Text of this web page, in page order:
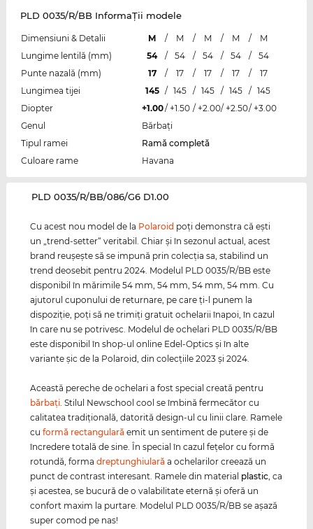
PLD 0035/R/BB InformaŢii modele
Dimensiuni & Detalii M / M / M / M /
M
Lungime lentilă (mm)
54 / 54 / 54 / 54 /
54
Punte nazală (mm)
17 / 17 / 17 / 17 /
17
Lungimea tijei
145 / 145 / 145 / 145 / 145
Diopter
+1.00/ +1.50 / +2.00/ +2.50/ +3.00
Genul
Bărbaţi
Tipul ramei
Ramă completă
Culoare rame
Havana
‌PLD 0035/R/BB/086/G6 D1.00
Cu acest nou model de la Polaroid poţi demonstra că eşti
un „trend-setter“ veritabil. Chiar şi în sezonul actual, acest
brand reuşeşte să se impună prin colecţia sa, stabilind un
trend deosebit pentru 2024. Modelul PLD 0035/R/BB este
disponibil în mărimile 54 mm, 54 mm, 54 mm, 54 mm. Cu
ajutorul cuponului de returnare, pe care ţi-l punem la
dispoziţie, poţi să ne trimiţi gratuit ochelarii înapoi, în cazul
în care nu se potrivesc. Modelul de ochelari PLD 0035/R/BB
este disponibil în shop-ul online Edel-Optics şi în alte
variante şic de la Polaroid, din colecţiile 2023 şi 2024.
Această pereche de ochelari a fost special creată pentru
bărbaţi. Stilul Newschool cool se îmbină fermecător cu
calitatea tradiţională, datorită design-ul cu linii clare. Ramele
cuformă rectangulară emit un sentiment de putere şi de
încredere totală de sine. În special în cazul feţelor cu formă
rotundă, formadreptunghiulară a ochelarilor creează un
punct de contrast interesant. Ramele din material plastic, ca
şi acestea, se bucură de o valabilitate eternă şi oferă un
confort maxim la purtare. Modelul PLD 0035/R/BB se aşază
super comod pe nas!